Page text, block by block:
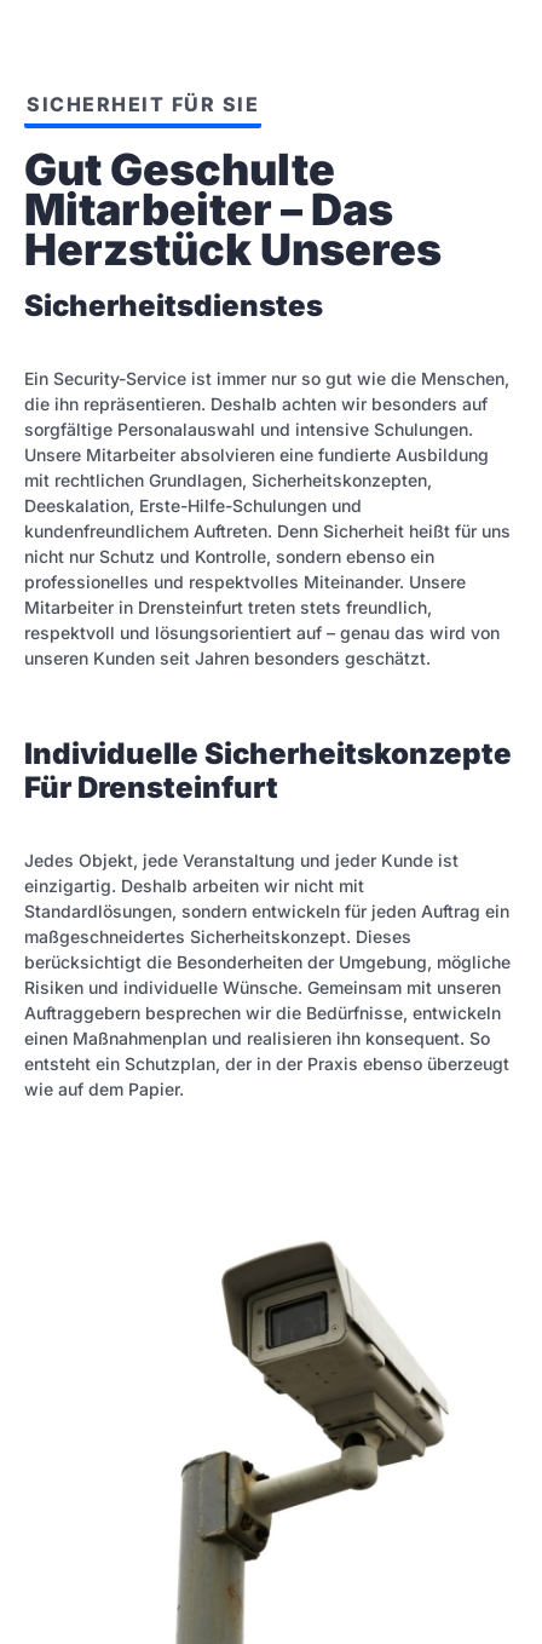
SICHERHEIT FÜR SIE
Gut Geschulte
Mitarbeiter – Das
Herzstück Unseres
Sicherheitsdienstes
Ein Security-Service ist immer nur so gut wie die Menschen,
die ihn repräsentieren. Deshalb achten wir besonders auf
sorgfältige Personalauswahl und intensive Schulungen.
Unsere Mitarbeiter absolvieren eine fundierte Ausbildung
mit rechtlichen Grundlagen, Sicherheitskonzepten,
Deeskalation, Erste-Hilfe-Schulungen und
kundenfreundlichem Auftreten. Denn Sicherheit heißt für uns
nicht nur Schutz und Kontrolle, sondern ebenso ein
professionelles und respektvolles Miteinander. Unsere
Mitarbeiter in Drensteinfurt treten stets freundlich,
respektvoll und lösungsorientiert auf – genau das wird von
unseren Kunden seit Jahren besonders geschätzt.
Individuelle Sicherheitskonzepte
Für Drensteinfurt
Jedes Objekt, jede Veranstaltung und jeder Kunde ist
einzigartig. Deshalb arbeiten wir nicht mit
Standardlösungen, sondern entwickeln für jeden Auftrag ein
maßgeschneidertes Sicherheitskonzept. Dieses
berücksichtigt die Besonderheiten der Umgebung, mögliche
Risiken und individuelle Wünsche. Gemeinsam mit unseren
Auftraggebern besprechen wir die Bedürfnisse, entwickeln
einen Maßnahmenplan und realisieren ihn konsequent. So
entsteht ein Schutzplan, der in der Praxis ebenso überzeugt
wie auf dem Papier.